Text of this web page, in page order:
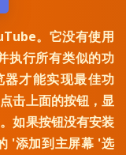
。它没有使用
执行所有类似的功
才能实现最佳功
击上面的按钮，显
如果按钮没有安装
'添加到主屏幕 '选